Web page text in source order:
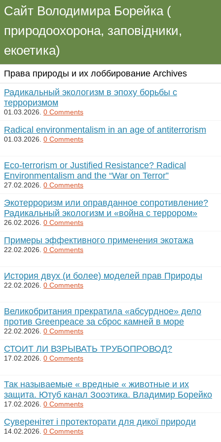
Сайт Володимира Борейка (
природоохорона, заповідники,
екоетика)
Права природы и их лоббирование Archives
Радикальный экологизм в эпоху борьбы с
терроризмом
01.03.2026. 0 Comments
Radical environmentalism in an age of antiterrorism
01.03.2026. 0 Comments
Eco-terrorism or Justified Resistance? Radical
Environmentalism and the “War on Terror”
27.02.2026. 0 Comments
Экотерроризм или оправданное сопротивление?
Радикальный экологизм и «война с террором»
26.02.2026. 0 Comments
Примеры эффективного применения экотажа
22.02.2026. 0 Comments
История двух (и более) моделей прав Природы
22.02.2026. 0 Comments
Великобритания прекратила «абсурдное» дело
против Greenpeace за сброс камней в море
22.02.2026. 0 Comments
СТОИТ ЛИ ВЗРЫВАТЬ ТРУБОПРОВОД?
17.02.2026. 0 Comments
Так называемые « вредные « животные и их
защита. Ютуб канал Зооэтика. Владимир Борейко
17.02.2026. 0 Comments
Суверенітет і протекторати для дикої природи
14.02.2026. 0 Comments